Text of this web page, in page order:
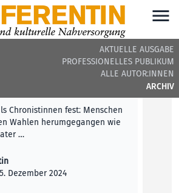
AKTUELLE AUSGABE
PROFESSIONELLES PUBLIKUM
ALLE AUTOR:INNEN
ARCHIV
- BEITRÄGE DER AUSGABE
Chronistinnen fest: Menschen
Wahlen herumgegangen wie
…
Dezember 2024